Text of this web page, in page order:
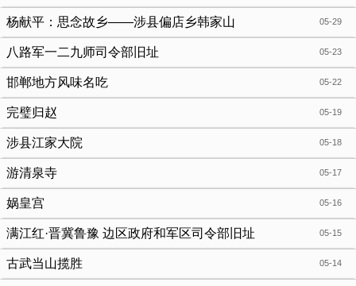
05-29
杨献平：思念故乡——涉县偏店乡韩家山
05-23
八路军一二九师司令部旧址
05-22
邯郸地方风味名吃
05-19
完璧归赵
05-18
涉县江家大院
05-17
游清泉寺
05-16
娲皇宫
05-15
满江红·晋冀鲁豫 边区政府和军区司令部旧址
05-14
古武当山揽胜